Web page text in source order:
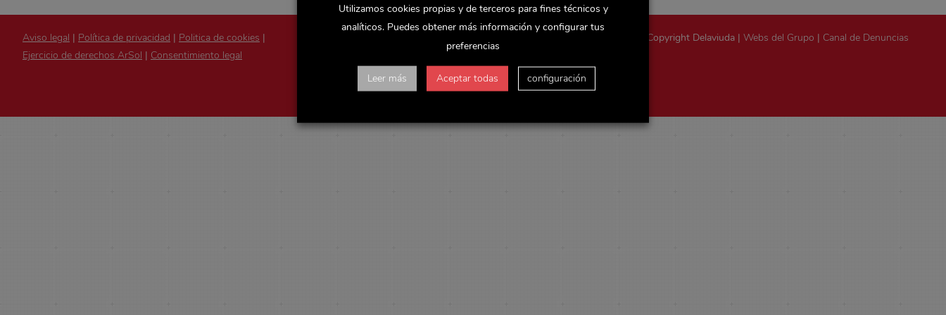
Aviso legal | Política de privacidad | Politica de cookies |
Ejercicio de derechos ArSol | Consentimiento legal
Copyright Delaviuda | Webs del Grupo | Canal de Denuncias
Utilizamos cookies propias y de terceros para fines técnicos y
analíticos. Puedes obtener más información y configurar tus
preferencias
Leer más Aceptar todas configuración